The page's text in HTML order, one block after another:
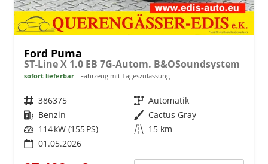
Ford Puma
ST-Line X 1.0 EB 7G-Autom. B&OSoundsystem
sofort lieferbar Fahrzeug mit Tageszulassung
Fahrzeugnr. 386375 Getriebe Automatik
Kraftstoff Benzin Außenfarbe Cactus Gray
Leistung 114 kW (155 PS) Kilometerstand 15 km
01.05.2026